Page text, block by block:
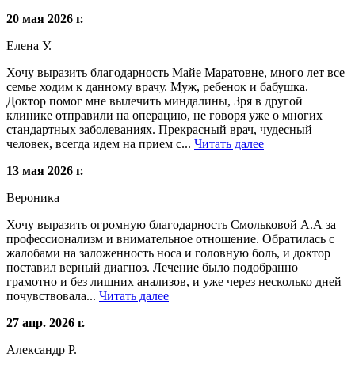
20 мая 2026 г.
Елена У.
Хочу выразить благодарность Майе Маратовне, много лет все
семье ходим к данному врачу. Муж, ребенок и бабушка.
Доктор помог мне вылечить миндалины, Зря в другой
клинике отправили на операцию, не говоря уже о многих
стандартных заболеваниях. Прекрасный врач, чудесный
человек, всегда идем на прием с... Читать далее
13 мая 2026 г.
Вероника
Хочу выразить огромную благодарность Смольковой А.А за
профессионализм и внимательное отношение. Обратилась с
жалобами на заложенность носа и головную боль, и доктор
поставил верный диагноз. Лечение было подобранно
грамотно и без лишних анализов, и уже через несколько дней
почувствовала... Читать далее
27 апр. 2026 г.
Александр Р.